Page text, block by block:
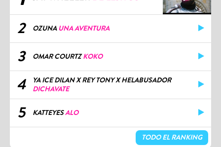
2 OZUNA UNA AVENTURA
3 OMAR COURTZKOKO
4
YA ICE DILAN X REY TONY X HELABUSADOR
DICHAVATE
5 KATTEYESALO
TODO EL RANKING